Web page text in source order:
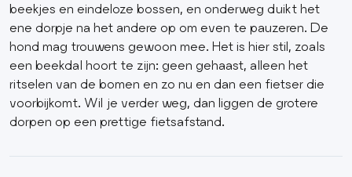
beekjes en eindeloze bossen, en onderweg duikt het
ene dorpje na het andere op om even te pauzeren. De
hond mag trouwens gewoon mee. Het is hier stil, zoals
een beekdal hoort te zijn: geen gehaast, alleen het
ritselen van de bomen en zo nu en dan een fietser die
voorbijkomt. Wil je verder weg, dan liggen de grotere
dorpen op een prettige fietsafstand.